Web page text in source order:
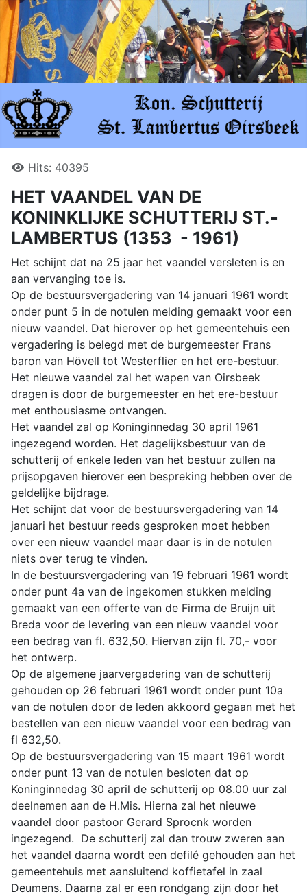
Hits: 40395
HET VAANDEL VAN DE
KONINKLIJKE SCHUTTERIJ ST.-
LAMBERTUS (1353 - 1961)
Het schijnt dat na 25 jaar het vaandel versleten is en
aan vervanging toe is.
Op de bestuursvergadering van 14 januari 1961 wordt
onder punt 5 in de notulen melding gemaakt voor een
nieuw vaandel. Dat hierover op het gemeentehuis een
vergadering is belegd met de burgemeester Frans
baron van Hövell tot Westerflier en het ere-bestuur.
Het nieuwe vaandel zal het wapen van Oirsbeek
dragen is door de burgemeester en het ere-bestuur
met enthousiasme ontvangen.
Het vaandel zal op Koninginnedag 30 april 1961
ingezegend worden. Het dagelijksbestuur van de
schutterij of enkele leden van het bestuur zullen na
prijsopgaven hierover een bespreking hebben over de
geldelijke bijdrage.
Het schijnt dat voor de bestuursvergadering van 14
januari het bestuur reeds gesproken moet hebben
over een nieuw vaandel maar daar is in de notulen
niets over terug te vinden.
In de bestuursvergadering van 19 februari 1961 wordt
onder punt 4a van de ingekomen stukken melding
gemaakt van een offerte van de Firma de Bruijn uit
Breda voor de levering van een nieuw vaandel voor
een bedrag van fl. 632,50. Hiervan zijn fl. 70,- voor
het ontwerp.
Op de algemene jaarvergadering van de schutterij
gehouden op 26 februari 1961 wordt onder punt 10a
van de notulen door de leden akkoord gegaan met het
bestellen van een nieuw vaandel voor een bedrag van
fl 632,50.
Op de bestuursvergadering van 15 maart 1961 wordt
onder punt 13 van de notulen besloten dat op
Koninginnedag 30 april de schutterij op 08.00 uur zal
deelnemen aan de H.Mis. Hierna zal het nieuwe
vaandel door pastoor Gerard Sprocnk worden
ingezegend. De schutterij zal dan trouw zweren aan
het vaandel daarna wordt een defilé gehouden aan het
gemeentehuis met aansluitend koffietafel in zaal
Deumens. Daarna zal er een rondgang zijn door het